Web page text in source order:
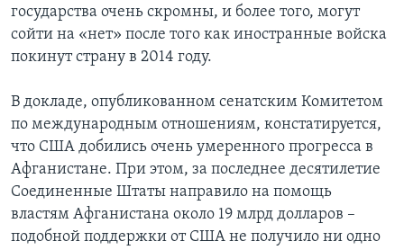
государства очень скромны, и более того, могут
сойти на «нет» после того как иностранные войска
покинут страну в 2014 году.
В докладе, опубликованном сенатским Комитетом
по международным отношениям, констатируется,
что США добились очень умеренного прогресса в
Афганистане. При этом, за последнее десятилетие
Соединенные Штаты направило на помощь
властям Афганистана около 19 млрд долларов –
подобной поддержки от США не получило ни одно